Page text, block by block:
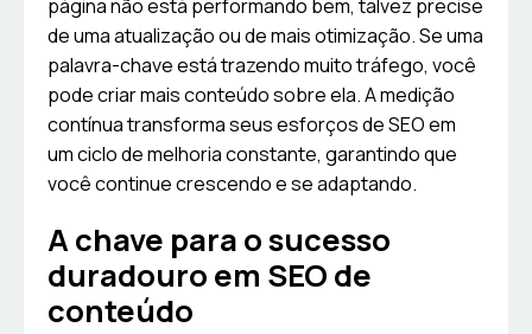
página não está performando bem, talvez precise
de uma atualização ou de mais otimização. Se uma
palavra-chave está trazendo muito tráfego, você
pode criar mais conteúdo sobre ela. A medição
contínua transforma seus esforços de SEO em
um ciclo de melhoria constante, garantindo que
você continue crescendo e se adaptando.
A chave para o sucesso
duradouro em SEO de
conteúdo